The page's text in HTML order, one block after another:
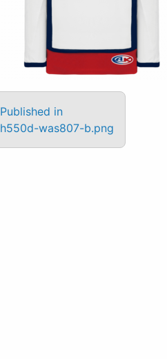
Published in
h550d-was807-b.png